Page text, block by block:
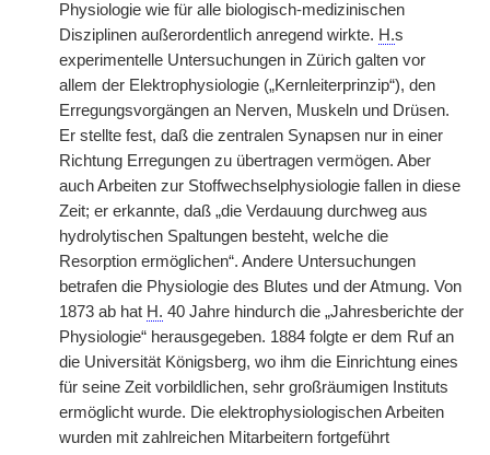
Physiologie wie für alle biologisch-medizinischen
Disziplinen außerordentlich anregend wirkte. H.s
experimentelle Untersuchungen in Zürich galten vor
allem der Elektrophysiologie („Kernleiterprinzip“), den
Erregungsvorgängen an Nerven, Muskeln und Drüsen.
Er stellte fest, daß die zentralen Synapsen nur in einer
Richtung Erregungen zu übertragen vermögen. Aber
auch Arbeiten zur Stoffwechselphysiologie fallen in diese
Zeit; er erkannte, daß „die Verdauung durchweg aus
hydrolytischen Spaltungen besteht, welche die
Resorption ermöglichen“. Andere Untersuchungen
betrafen die Physiologie des Blutes und der Atmung. Von
1873 ab hat H. 40 Jahre hindurch die „Jahresberichte der
Physiologie“ herausgegeben. 1884 folgte er dem Ruf an
die Universität Königsberg, wo ihm die Einrichtung eines
für seine Zeit vorbildlichen, sehr großräumigen Instituts
ermöglicht wurde. Die elektrophysiologischen Arbeiten
wurden mit zahlreichen Mitarbeitern fortgeführt